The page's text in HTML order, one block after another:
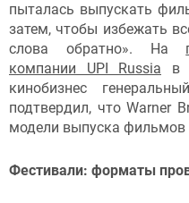
пыталась выпускать
затем, чтобы избежать
слова обратно». На
компании UPI Russia в
кинобизнес
подтвердил, что Warner
модели выпуска фильмов
Фестивали: форматы